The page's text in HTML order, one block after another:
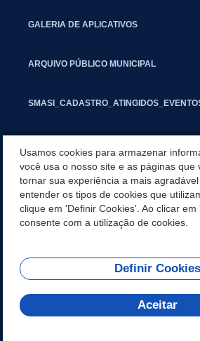
GALERIA DE APLICATIVOS
ARQUIVO PÚBLICO MUNICIPAL
INFORMATIVO PIT
SEGUNDA VIA IPTU
REDES SOCIAIS
Usamos cookies para armazenar
você usa o nosso site e as páginas que
tornar sua experiência a mais
entender os tipos de cookies que
clique em 'Definir Cookies'. Ao clicar
consente com a utilização de cookies.
Definir Cookies
Aceitar